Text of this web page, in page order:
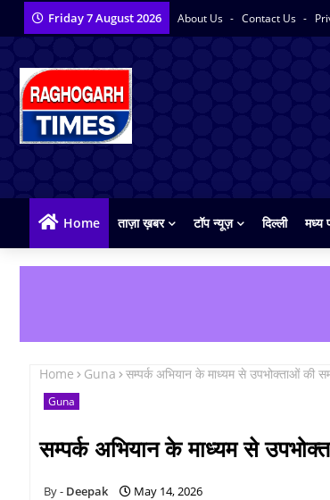
Friday 7 August 2026 About Us Contact Us
Home ताज़ा ख़बर टॉप न्यूज़ दिल्ली मध्य
Home Guna सम्पर्क अभियान के माध्यम से उपभोक्ताओं की
Guna
सम्पर्क अभियान के माध्यम से
Deepak May 14, 2026